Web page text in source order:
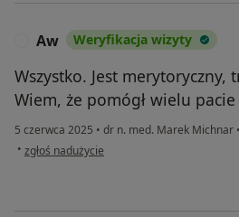
Aw Weryfikacja wizyty
Wszystko. Jest merytoryczny,
Wiem, że pomógł wielu
5 czerwca 2025 • dr n. med. Marek Michnar •
• w opinii użytkownika Aw
zgłoś nadużycie